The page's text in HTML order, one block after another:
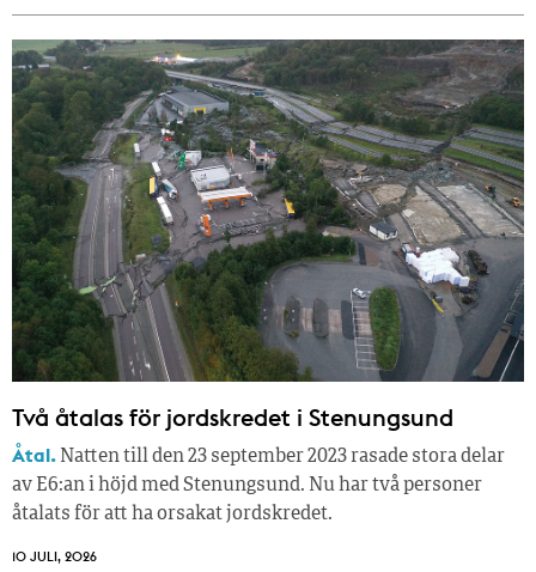
Två åtalas för jordskredet i Stenungsund
Åtal. Natten till den 23 september 2023 rasade stora delar
av E6:an i höjd med Stenungsund. Nu har två personer
åtalats för att ha orsakat jordskredet.
10 JULI, 2026